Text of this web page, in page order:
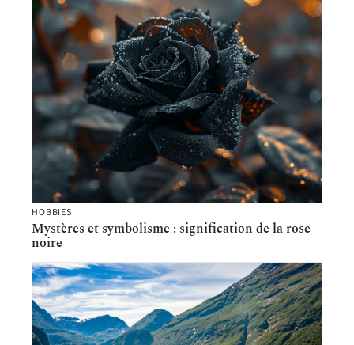
HOBBIES
Mystères et symbolisme : signification de la rose
noire